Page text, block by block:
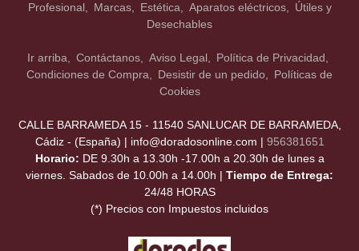
Profesional
Marcas Estética Aparatos eléctricos
Útiles y
Desechables
Ir arriba Contáctanos Aviso Legal
Política de Privacidad
Condiciones de Compra
Desistir de un pedido
Políticas de
Cookies
CALLE BARRAMEDA 15 - 11540 SANLUCAR DE BARRAMEDA,
Cádiz - (España) | info@doradosonline.com | 956381651
Horario: DE 9.30h a 13.30h -17.00h a 20.30h de lunes a
viernes. Sabados de 10.00h a 14.00h | Tiempo de Entrega:
24/48 HORAS
(*) Precios con Impuestos incluidos